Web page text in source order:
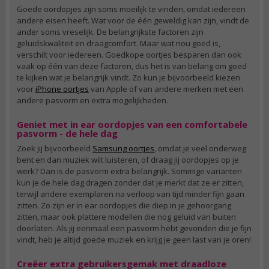
Goede oordopjes zijn soms moeilijk te vinden, omdat iedereen
andere eisen heeft. Wat voor de één geweldig kan zijn, vindt de
ander soms vreselijk. De belangrijkste factoren zijn
geluidskwaliteit en draagcomfort. Maar wat nou goed is,
verschilt voor iedereen. Goedkope oortjes besparen dan ook
vaak op één van deze factoren, dus het is van belang om goed
te kijken wat je belangrijk vindt. Zo kun je bijvoorbeeld kiezen
voor iPhone oortjes van Apple of van andere merken met een
andere pasvorm en extra mogelijkheden.
Geniet met in ear oordopjes van een comfortabele
pasvorm - de hele dag
Zoek jij bijvoorbeeld Samsung oortjes, omdat je veel onderweg
bent en dan muziek wilt luisteren, of draag jij oordopjes op je
werk? Dan is de pasvorm extra belangrijk. Sommige varianten
kun je de hele dag dragen zonder dat je merkt dat ze er zitten,
terwijl andere exemplaren na verloop van tijd minder fijn gaan
zitten. Zo zijn er in ear oordopjes die diep in je gehoorgang
zitten, maar ook plattere modellen die nog geluid van buiten
doorlaten. Als jij eenmaal een pasvorm hebt gevonden die je fijn
vindt, heb je altijd goede muziek en krijg je geen last van je oren!
Creëer extra gebruikersgemak met draadloze